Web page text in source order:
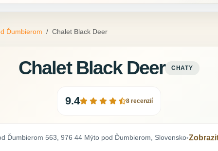
Ďumbierom Chalet Black Deer
Chalet Black Deer CHATY
9.4 8 recenzií
Ďumbierom 563, 976 44 Mýto pod Ďumbierom, Slovensko•